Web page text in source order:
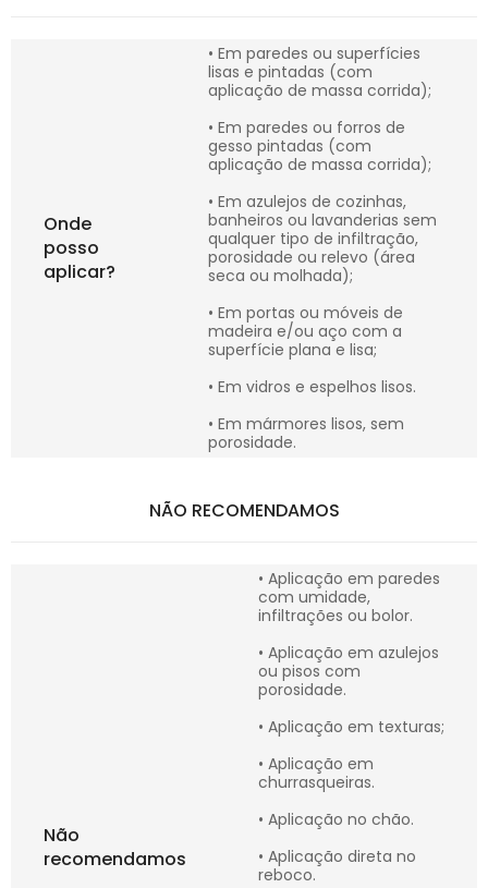
Onde
posso
aplicar?
• Em paredes ou superfícies
lisas e pintadas (com
aplicação de massa corrida);
• Em paredes ou forros de
gesso pintadas (com
aplicação de massa corrida);
• Em azulejos de cozinhas,
banheiros ou lavanderias sem
qualquer tipo de infiltração,
porosidade ou relevo (área
seca ou molhada);
• Em portas ou móveis de
madeira e/ou aço com a
superfície plana e lisa;
• Em vidros e espelhos lisos.
• Em mármores lisos, sem
porosidade.
NÃO RECOMENDAMOS
Não
recomendamos
• Aplicação em paredes
com umidade,
infiltrações ou bolor.
• Aplicação em azulejos
ou pisos com
porosidade.
• Aplicação em texturas;
• Aplicação em
churrasqueiras.
• Aplicação no chão.
• Aplicação direta no
reboco.